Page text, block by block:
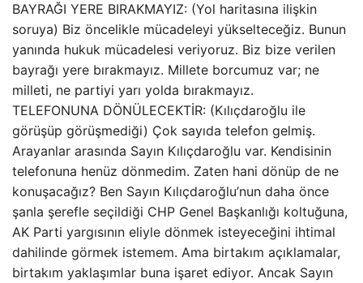
BAYRAĞI YERE BIRAKMAYIZ: (Yol haritasına ilişkin
soruya) Biz öncelikle mücadeleyi yükselteceğiz. Bunun
yanında hukuk mücadelesi veriyoruz. Biz bize verilen
bayrağı yere bırakmayız. Millete borcumuz var; ne
milleti, ne partiyi yarı yolda bırakmayız.
TELEFONUNA DÖNÜLECEKTİR: (Kılıçdaroğlu ile
görüşüp görüşmediği) Çok sayıda telefon gelmiş.
Arayanlar arasında Sayın Kılıçdaroğlu var. Kendisinin
telefonuna henüz dönmedim. Zaten hani dönüp de ne
konuşacağız? Ben Sayın Kılıçdaroğlu’nun daha önce
şanla şerefle seçildiği CHP Genel Başkanlığı koltuğuna,
AK Parti yargısının eliyle dönmek isteyeceğini ihtimal
dahilinde görmek istemem. Ama birtakım açıklamalar,
birtakım yaklaşımlar buna işaret ediyor. Ancak Sayın